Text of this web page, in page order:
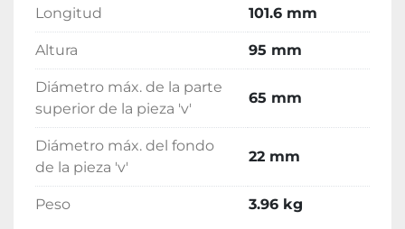
Longitud 101.6 mm
Altura 95 mm
Diámetro máx. de la parte
superior de la pieza 'v'
65 mm
Diámetro máx. del fondo
de la pieza 'v'
22 mm
Peso 3.96 kg